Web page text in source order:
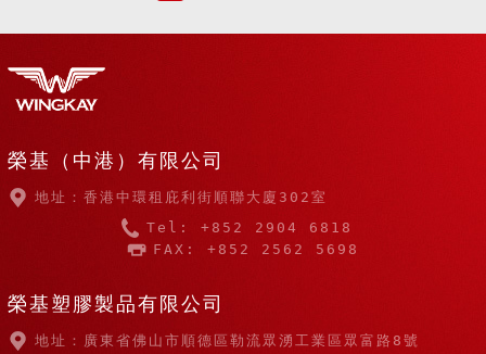
榮基（中港）有限公司
地址：香港中環租庇利街順聯大廈302室
Tel: +852 2904 6818
FAX: +852 2562 5698
榮基塑膠製品有限公司
地址：廣東省佛山市順德區勒流眾湧工業區眾富路8號